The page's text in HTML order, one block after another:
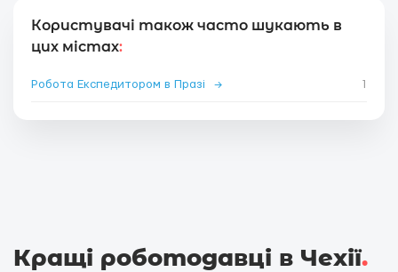
Користувачі також часто шукають в
цих містах:
Робота Експедитором в Празі → 1
Кращі роботодавці в Чехії.